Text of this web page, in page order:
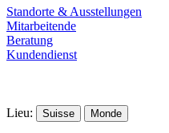
Standorte & Ausstellungen
Mitarbeitende
Beratung
Kundendienst
Lieu: Suisse Monde